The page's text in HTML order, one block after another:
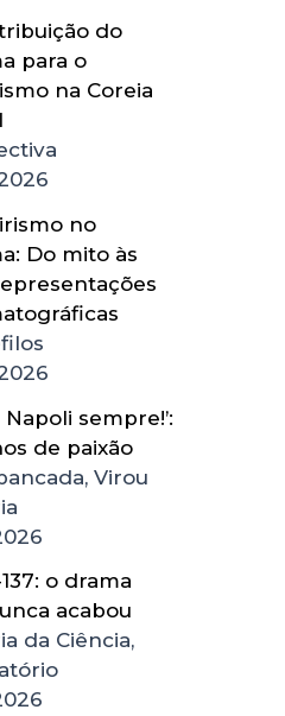
do
para o
na Coreia
no
Do mito às
Napoli sempre!’:
de paixão
Virou
o drama
acabou
da Ciência,